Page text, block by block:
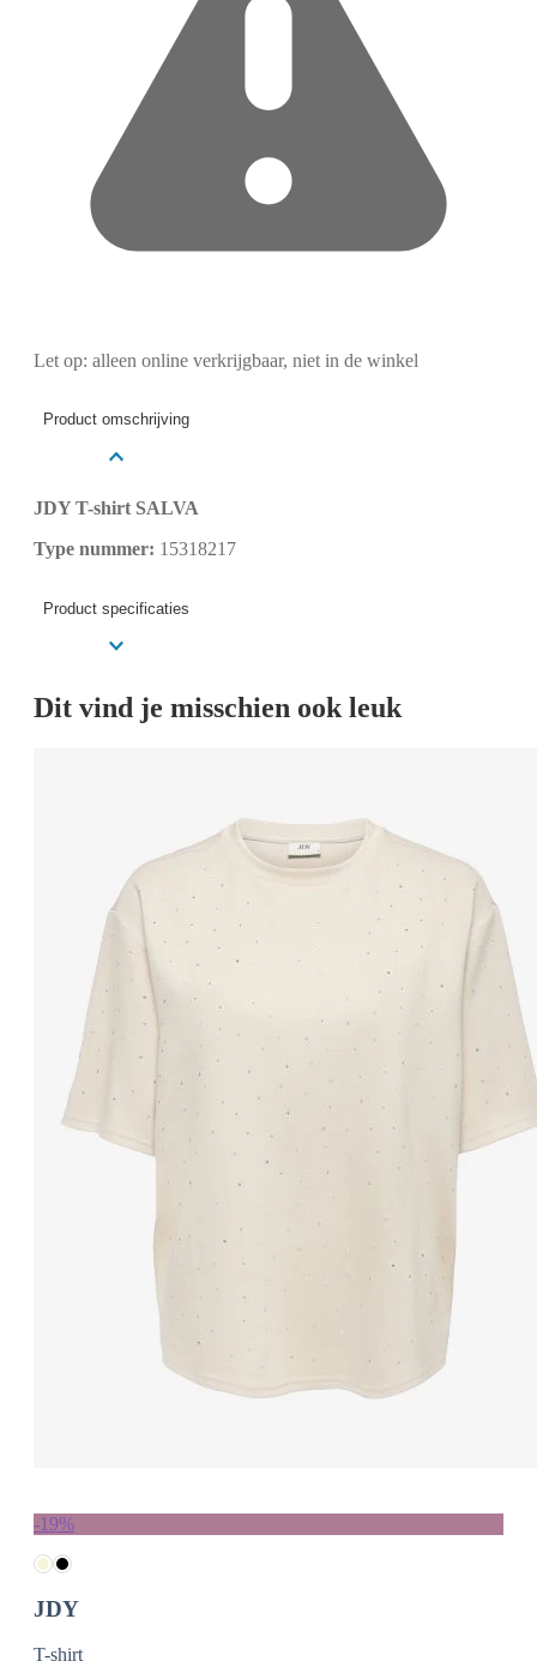
Let op: alleen online verkrijgbaar, niet in de winkel
Product omschrijving
JDY T-shirt SALVA
Type nummer: 15318217
Product specificaties
Dit vind je misschien ook leuk
-19%
JDY
T-shirt